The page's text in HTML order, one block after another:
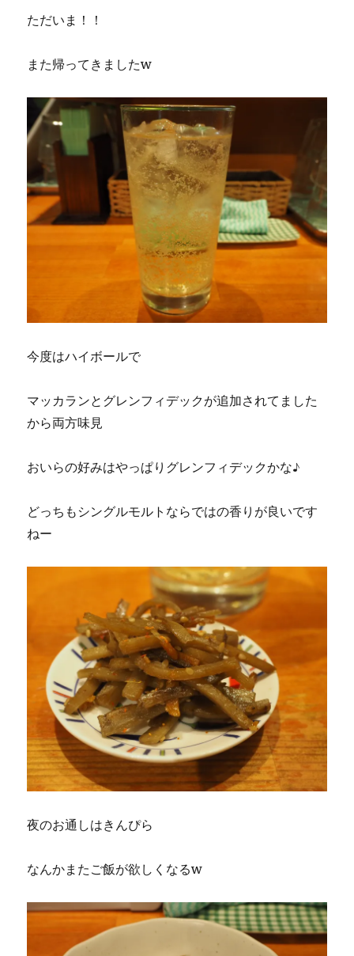
ただいま！！
また帰ってきましたw
今度はハイボールで
マッカランとグレンフィデックが追加されてました
から両方味見
おいらの好みはやっぱりグレンフィデックかな♪
どっちもシングルモルトならではの香りが良いです
ねー
夜のお通しはきんぴら
なんかまたご飯が欲しくなるw